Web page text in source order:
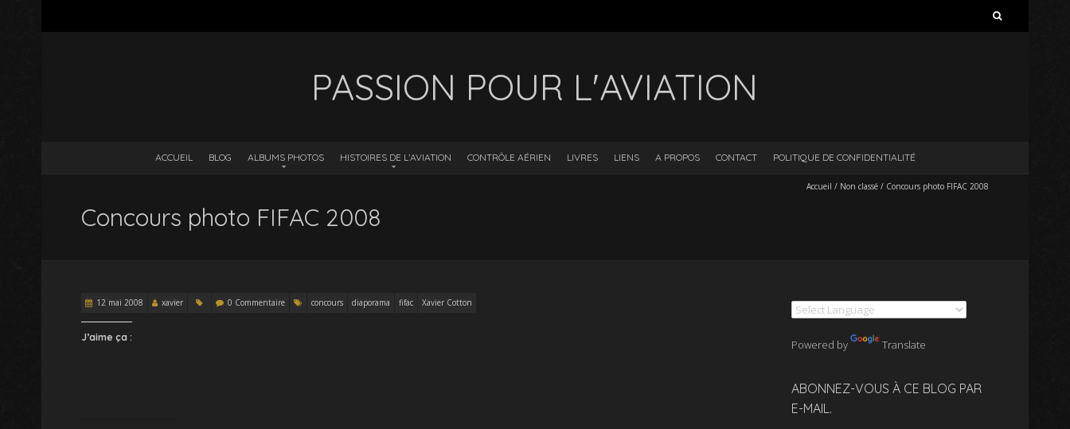
PASSION POUR L'AVIATION
ACCUEIL BLOG ALBUMS PHOTOS HISTOIRES DE L’AVIATION CONTRÔLE AÉRIEN LIVRES LIENS A PROPOS CONTACT POLITIQUE DE CONFIDENTIALITÉ
Accueil / Non classé / Concours photo FIFAC 2008
Concours photo FIFAC 2008
12 mai 2008 xavier 0 Commentaire concours diaporama fifac Xavier Cotton
J’aime ça :
Powered by Translate
ABONNEZ-VOUS À CE BLOG PAR
E-MAIL.